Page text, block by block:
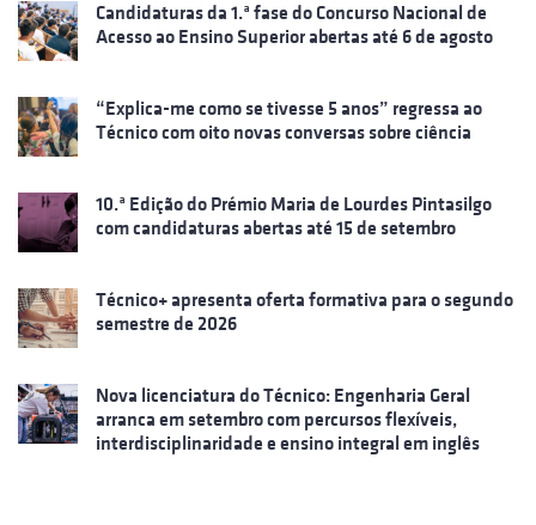
Candidaturas da 1.ª fase do Concurso Nacional de
Acesso ao Ensino Superior abertas até 6 de agosto
“Explica-me como se tivesse 5 anos” regressa ao
Técnico com oito novas conversas sobre ciência
10.ª Edição do Prémio Maria de Lourdes Pintasilgo
com candidaturas abertas até 15 de setembro
Técnico+ apresenta oferta formativa para o segundo
semestre de 2026
Nova licenciatura do Técnico: Engenharia Geral
arranca em setembro com percursos flexíveis,
interdisciplinaridade e ensino integral em inglês